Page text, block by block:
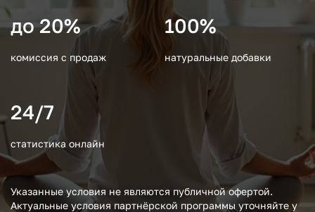
до 20%
комиссия с продаж
100%
натуральные добавки
24/7
статистика онлайн
Указанные условия не являются публичной офертой.
Актуальные условия партнёрской программы уточняйте у